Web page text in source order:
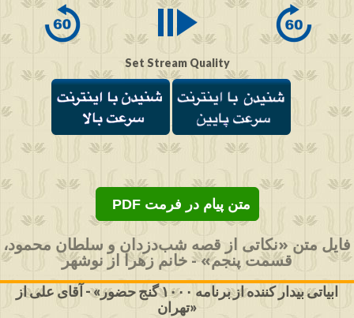
Set Stream Quality
PDF متن پیام در فرمت
فایل متن «نکاتی از قصه شب‌دزدان و سلطان محمود،
قسمت پنجم» - خانم زهرا از نوشهر
ابیاتی بیدار کننده از برنامه ۱۰۰۰ گنج حضور» - آقای علی از
تهران»